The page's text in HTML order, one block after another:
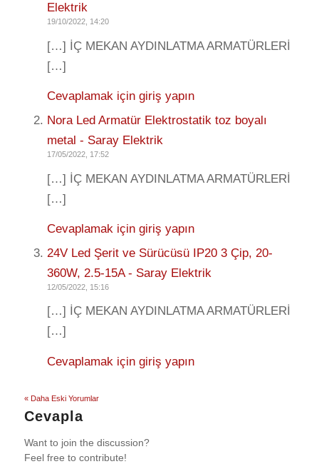
Elektrik
19/10/2022, 14:20
[…] İÇ MEKAN AYDINLATMA ARMATÜRLERİ
[…]
Cevaplamak için giriş yapın
Nora Led Armatür Elektrostatik toz boyalı
metal - Saray Elektrik
17/05/2022, 17:52
[…] İÇ MEKAN AYDINLATMA ARMATÜRLERİ
[…]
Cevaplamak için giriş yapın
24V Led Şerit ve Sürücüsü IP20 3 Çip, 20-
360W, 2.5-15A - Saray Elektrik
12/05/2022, 15:16
[…] İÇ MEKAN AYDINLATMA ARMATÜRLERİ
[…]
Cevaplamak için giriş yapın
« Daha Eski Yorumlar
Cevapla
Want to join the discussion?
Feel free to contribute!